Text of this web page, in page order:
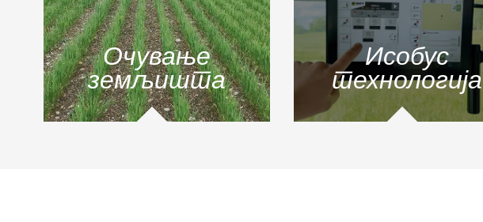
Очување
земљишта
Исобус
технологија